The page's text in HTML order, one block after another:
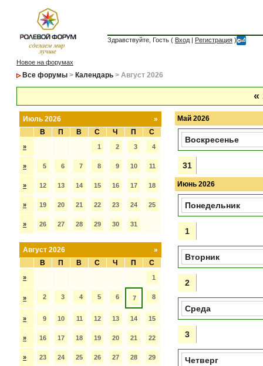
Здравствуйте, Гость ( Вход | Регистрация )
Новое на форумах
Все форумы > Календарь > Август 2026
«
»
Июль 2026
В
П В С Ч П С
» 1 2 3 4
» 5 6 7 8 9 10 11
» 12 13 14 15 16 17 18
» 19 20 21 22 23 24 25
» 26 27 28 29 30 31
»
Август 2026
В
П В С Ч П С
» 1
» 2 3 4 5 6 7 8
» 9 10 11 12 13 14 15
» 16 17 18 19 20 21 22
» 23 24 25 26 27 28 29
Май 2026
Воскресенье
31
Июнь 2026
Понедельник
1
Вторник
2
Среда
3
Четверг